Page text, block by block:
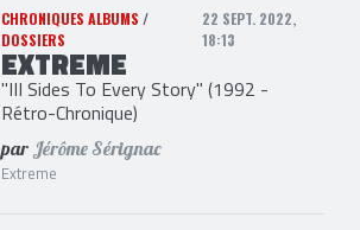
CHRONIQUES ALBUMS /
DOSSIERS
22 SEPT. 2022,
18:13
EXTREME
"III Sides To Every Story" (1992 -
Rétro-Chronique)
par Jérôme Sérignac
Extreme